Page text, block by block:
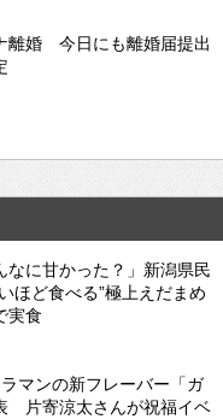
離婚 今日にも離婚届提出
なに甘かった？」新潟県民
ほど食べる”極上えだまめ
実食
マンの新フレーバー「ガ
片寄涼太さんが祝福イベ